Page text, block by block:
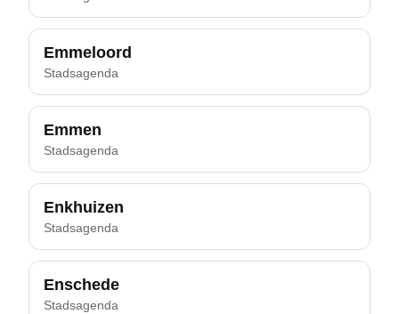
Emmeloord
Stadsagenda
Emmen
Stadsagenda
Enkhuizen
Stadsagenda
Enschede
Stadsagenda